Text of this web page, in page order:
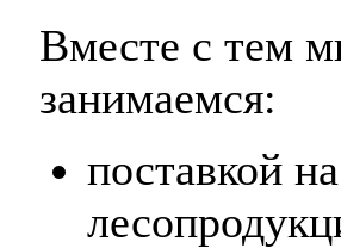
Вместе с тем
занимаемся:
поставкой